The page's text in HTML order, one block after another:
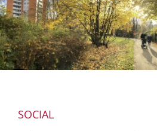
SOCIAL